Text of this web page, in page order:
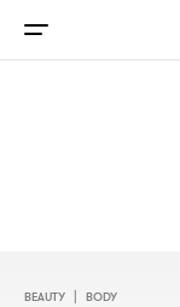
BEAUTY BODY